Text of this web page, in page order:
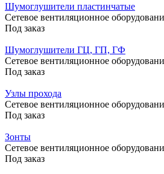
Шумоглушители пластинчатые
Сетевое вентиляционное
Под заказ
Шумоглушители ГЦ, ГП, ГФ
Сетевое вентиляционное
Под заказ
Узлы прохода
Сетевое вентиляционное
Под заказ
Зонты
Сетевое вентиляционное
Под заказ